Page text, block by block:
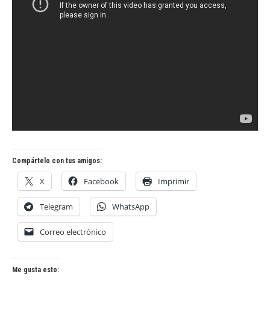
Compártelo con tus amigos:
X Facebook Imprimir
Telegram WhatsApp
Correo electrónico
Me gusta esto: